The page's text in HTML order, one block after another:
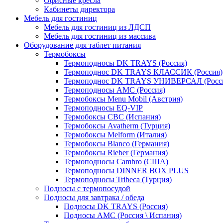
Кабинеты директора
Мебель для гостиниц
Мебель для гостиниц из ЛДСП
Мебель для гостиниц из массива
Оборудование для таблет питания
Термобоксы
Термоподносы DK TRAYS (Россия)
Термоподнос DK TRAYS КЛАССИК (Россия)
Термоподнос DK TRAYS УНИВЕРСАЛ
Термоподносы AMC (Россия)
Термобоксы Menu Mobil (Австрия)
Термоподносы EQ-VIP
Термобоксы CBC (Испания)
Термобоксы Avatherm (Турция)
Термобоксы Melform (Италия)
Термобоксы Blanco (Германия)
Термобоксы Rieber (Германия)
Термоподносы Cambro (США)
Термоподносы DINNER BOX PLUS
Термоподносы Tribeca (Турция)
Подносы с термопосудой
Подносы для завтрака / обеда
Подносы DK TRAYS (Россия)
Подносы AMC (Россия \ Испания)